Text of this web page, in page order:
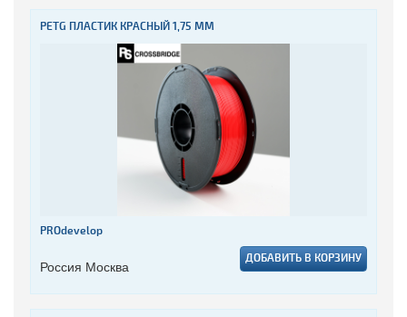
PETG ПЛАСТИК КРАСНЫЙ 1,75 ММ
PROdevelop
Россия Москва ДОБАВИТЬ В КОРЗИНУ